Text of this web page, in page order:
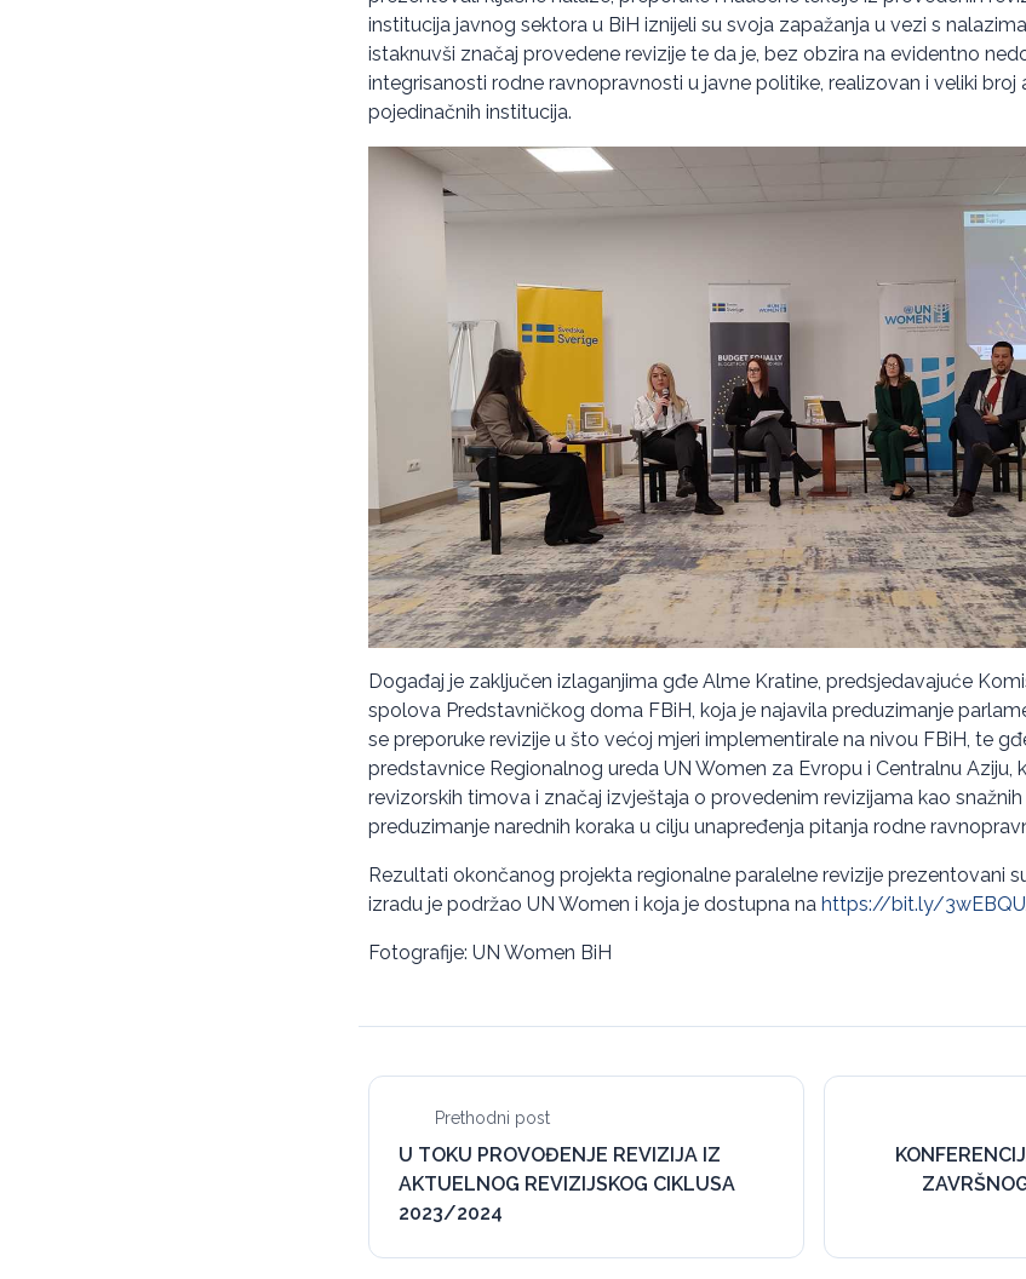
institucija javnog sektora u BiH iznijeli su svoja zapažanja u vezi s
istaknuvši značaj provedene revizije te da je, bez obzira na evidentno
integrisanosti rodne ravnopravnosti u javne politike, realizovan i veliki
pojedinačnih institucija.
Događaj je zaključen izlaganjima gđe Alme Kratine, predsjedavajuće
spolova Predstavničkog doma FBiH, koja je najavila preduzimanje
se preporuke revizije u što većoj mjeri implementirale na nivou FBiH, te
predstavnice Regionalnog ureda UN Women za Evropu i Centralnu Aziju,
revizorskih timova i značaj izvještaja o provedenim revizijama kao
preduzimanje narednih koraka u cilju unapređenja pitanja rodne
Rezultati okončanog projekta regionalne paralelne revizije prezentovani
izradu je podržao UN Women i koja je dostupna na https://bit.ly/
Fotografije: UN Women BiH
Prethodni post
U TOKU PROVOĐENJE REVIZIJA IZ
AKTUELNOG REVIZIJSKOG CIKLUSA
2023/2024